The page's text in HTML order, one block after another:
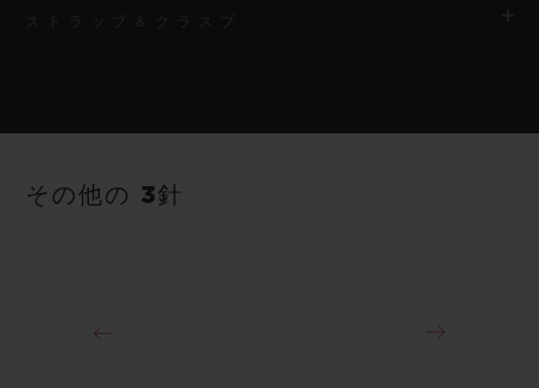
約48時間
ストラップ
その他の 3針